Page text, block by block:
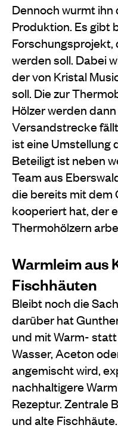
Dennoch wurmt
Produktion. Es gibt
werden soll. Dabei
der von Kristal
soll. Die zur
Hölzer werden
Versandstrecke
ist eine Umstellung
Beteiligt ist neben
Team aus
die bereits mit dem
kooperiert hat, der
Thermohölzern
Warmleim aus
Fischhäuten
Bleibt noch die
darüber hat
und mit Warm-
Wasser, Aceton
angemischt wird,
nachhaltigere
Rezeptur. Zentrale
und alte